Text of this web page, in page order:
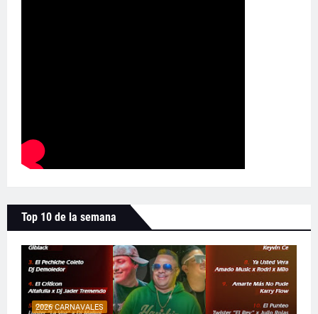
Top 10 de la semana
2026 CARNAVALES